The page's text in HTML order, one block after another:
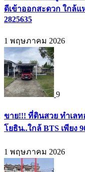
ดีเข้าออกสะดวก ใกล้
2825635
1 พฤษภาคม 2026
9
ขาย!!! ที่ดินสวย ทำเลท
โยธิน..ใกล้ BTS เพียง
1 พฤษภาคม 2026